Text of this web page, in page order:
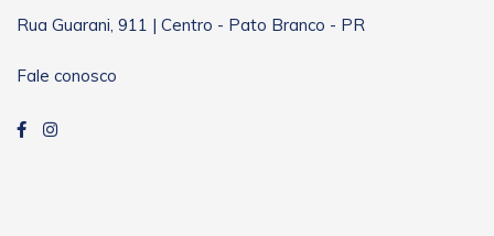
Rua Guarani, 911 | Centro - Pato Branco - PR
Fale conosco